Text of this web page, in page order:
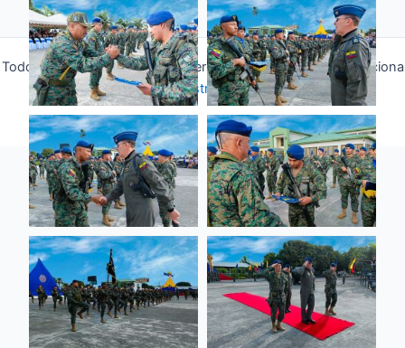
Todos los derechos © 2026 Fuerza Aérea Ecuatoriana | Funciona
gracias aTema Astra para WordPress